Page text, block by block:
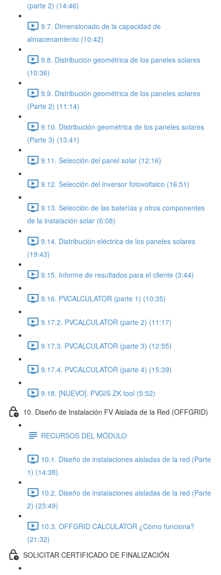
(parte 2) (14:46)
9.7. Dimensionado de la capacidad de
almacenamiento (10:42)
9.8. Distribución geométrica de los paneles solares
(10:36)
9.9. Distribución geométrica de los paneles solares
(Parte 2) (11:14)
9.10. Distribución geométrica de los paneles solares
(Parte 3) (13:41)
9.11. Selección del panel solar (12:16)
9.12. Selección del inversor fotovoltaico (16:51)
9.13. Selección de las baterías y otros componentes
de la instalación solar (6:08)
9.14. Distribución eléctrica de los paneles solares
(19:43)
9.15. Informe de resultados para el cliente (3:44)
9.16. PVCALCULATOR (parte 1) (10:35)
9.17.2. PVCALCULATOR (parte 2) (11:17)
9.17.3. PVCALCULATOR (parte 3) (12:55)
9.17.4. PVCALCULATOR (parte 4) (15:39)
9.18. [NUEVO]. PVGIS ZK tool (5:52)
10. Diseño de Instalación FV Aislada de la Red (OFFGRID)
RECURSOS DEL MÓDULO
10.1. Diseño de instalaciones aisladas de la red (Parte
1) (14:38)
10.2. Diseño de instalaciones aisladas de la red (Parte
2) (23:49)
10.3. OFFGRID CALCULATOR ¿Cómo funciona?
(21:32)
SOLICITAR CERTIFICADO DE FINALIZACIÓN